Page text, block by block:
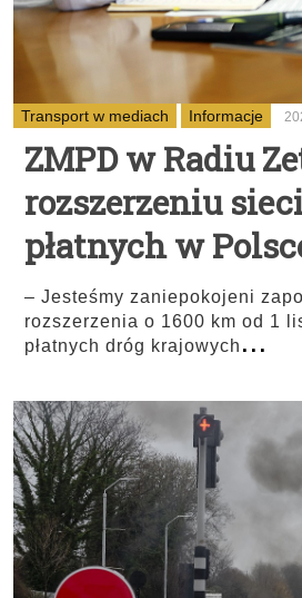
Transport w mediach Informacje
ZMPD w Radiu
rozszerzeniu
płatnych w
– Jesteśmy zaniepokojeni
rozszerzenia o 1600 km od 1
płatnych dróg krajowych ...